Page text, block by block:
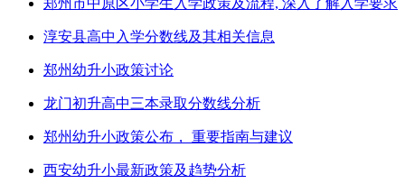
郑州市中原区小学生入学政策及流程, 深入了解入学要求
淳安县高中入学分数线及其相关信息
郑州幼升小政策讨论
龙门初升高中三本录取分数线分析
郑州幼升小政策公布， 重要指南与建议
西安幼升小最新政策及趋势分析